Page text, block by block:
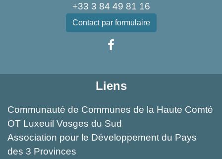
+33 3 84 49 81 16
Contact par formulaire
Liens
Communauté de Communes de la Haute Comté
OT Luxeuil Vosges du Sud
Association pour le Développement du Pays
des 3 Provinces